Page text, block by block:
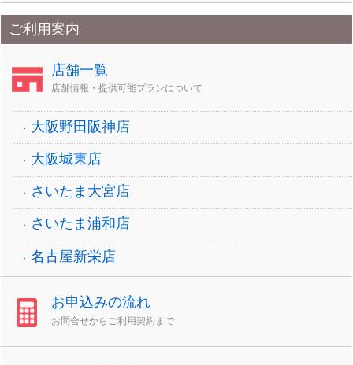
ご利用案内
店舗一覧
店舗情報・提供可能プランについて
大阪野田阪神店
大阪城東店
さいたま大宮店
さいたま浦和店
名古屋新栄店
お申込みの流れ
お問合せからご利用契約まで